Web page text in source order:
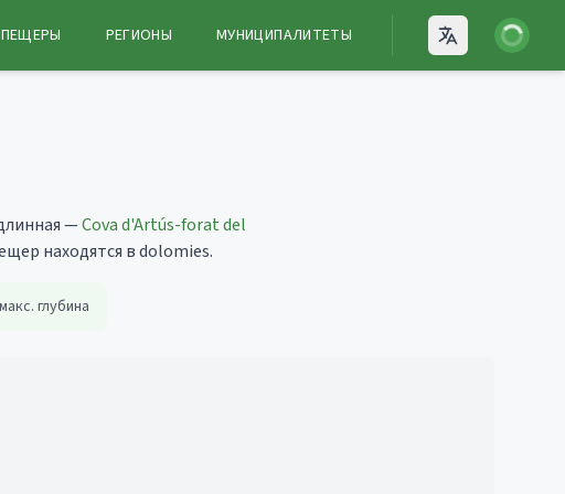
ПЕЩЕРЫ РЕГИОНЫ МУНИЦИПАЛИТЕТЫ Open
Войти
—Cova d'Artús-forat del
находятся в dolomies.
макс. глубина